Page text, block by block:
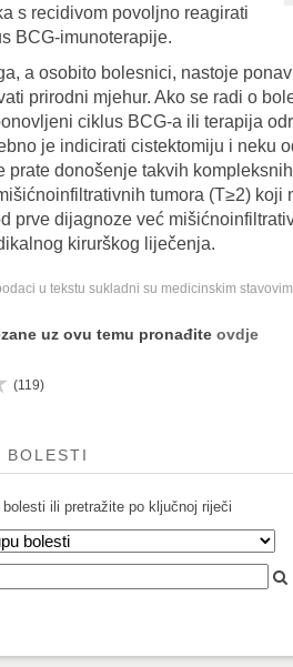
s recidivom povoljno reagirati
BCG-imunoterapije.
a osobito bolesnici, nastoje
prirodni mjehur. Ako se radi o
ciklus BCG-a ili terapija
je indicirati cistektomiju i neku
prate donošenje takvih
tumora (T≥2)
prve dijagnoze već
kirurškog liječenja.
u tekstu sukladni su medicinskim
uz ovu temu pronađite ovdje
(119)
BOLESTI
bolesti ili pretražite po ključnoj riječi